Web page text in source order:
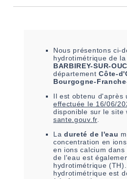
Nous présentons ci-
hydrotimétrique de
BARBIREY-SUR-
départementCôte-
Bourgogne-
Il est obtenu d'après
effectuée le 16/06/
disponible sur le site
sante.gouv.fr.
La dureté de l'eau
concentration en
en ions calcium
de l'eau est
hydrotimétrique
hydrotimétrique est